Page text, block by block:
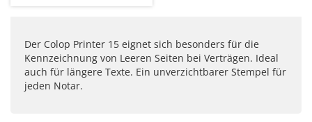
Der Colop Printer 15 eignet sich besonders für die
Kennzeichnung von Leeren Seiten bei Verträgen. Ideal
auch für längere Texte. Ein unverzichtbarer Stempel für
jeden Notar.